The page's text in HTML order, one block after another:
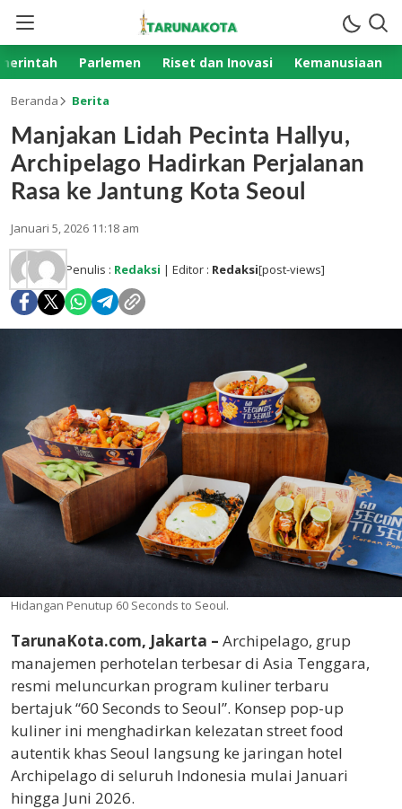
Parlemen Riset dan Inovasi Kemanusiaan
Beranda Berita
Manjakan Lidah Pecinta Hallyu,
Archipelago Hadirkan Perjalanan
Rasa ke Jantung Kota Seoul
Januari 5, 2026 11:18 am
Penulis : Redaksi | Editor : Redaksi[post-views]
Hidangan Penutup 60 Seconds to Seoul.
TarunaKota.com, Jakarta – Archipelago, grup
manajemen perhotelan terbesar di Asia Tenggara,
resmi meluncurkan program kuliner terbaru
bertajuk “60 Seconds to Seoul”. Konsep pop-up
kuliner ini menghadirkan kelezatan street food
autentik khas Seoul langsung ke jaringan hotel
Archipelago di seluruh Indonesia mulai Januari
hingga Juni 2026.